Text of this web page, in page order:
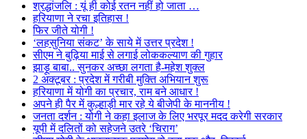
श्रद्धांजलि : यूं ही कोई रतन नहीं हो जाता …
हरियाणा ने रचा इतिहास !
फिर जीते योगी !
‘लहसुनिया संकट’ के साये में उत्तर प्रदेश !
सीएम ने बुढ़िया माई से लगाई लोककल्याण की गुहार
झाड़ू बाबा.. सुनकर अच्छा लगता है-महेश शुक्ल
2 अक्टूबर : प्रदेश में गरीबी मुक्ति अभियान शुरू
हरियाणा में योगी का प्रचार, राम बने आधार !
अपने ही पैर में कुल्हाड़ी मार रहे ये बीजेपी के माननीय !
जनता दर्शन : योगी ने कहा इलाज के लिए भरपूर मदद करेगी सरकार
यूपी में दलितों को सहेजने उतरे ‘चिराग’